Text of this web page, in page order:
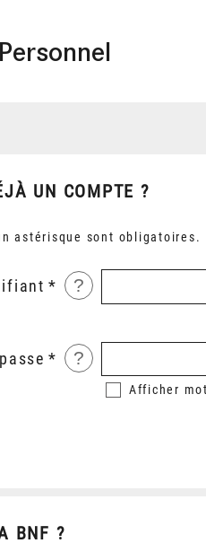
UN COMPTE ?
astérisque sont obligatoires.
?
?
Afficher
BNF ?